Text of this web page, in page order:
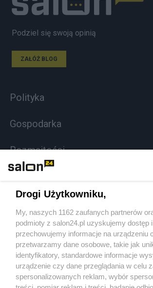
Podziel się swoją opinią
ZAŁÓŻ BLOG
Polityka
Gospodarka
Rozmaitości
Sport
Społeczeństwo
Kultura
Drogi Użytkowniku,
My, naszych 1162 zaufanych partnerów
podmioty z salon24.pl uzyskujemy dostęp i
przechowujemy informacje na urządzeniu
przetwarzamy dane osobowe, takie jak
identyfikatory, standardowe informacje
urządzenie czy dane przeglądania w celu
spersonalizowanych reklam, wybór